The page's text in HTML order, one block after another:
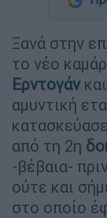
Ξανά στην
το νέο
Ερντογάν
αμυντική
από τη 2η
-βέβαια-
ούτε και
στο οποίο